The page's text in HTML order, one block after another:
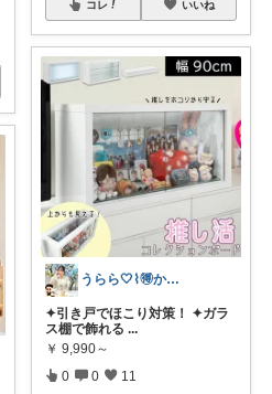
コレ いいね
うらら🤍⌇🉐かわいい暮らし
✦引き戸でほこり対策！ ✦ガラ
ス棚で飾れる ...
￥ 9,990～
0 0 11